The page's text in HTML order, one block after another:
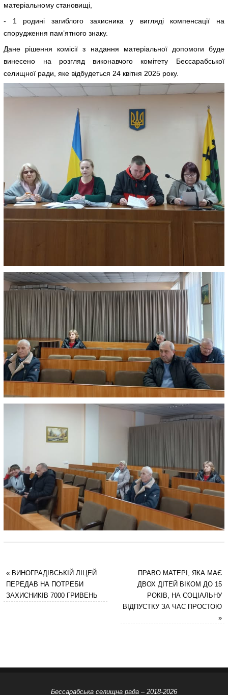
матеріальному становищі,
- 1 родині загиблого захисника у вигляді компенсації на
спорудження пам’ятного знаку.
Дане рішення комісії з надання матеріальної допомоги буде
винесено на розгляд виконавчого комітету Бессарабської
селищної ради, яке відбудеться 24 квітня 2025 року.
«ВИНОГРАДІВСЬКІЙ ЛІЦЕЙ
ПЕРЕДАВ НА ПОТРЕБИ
ЗАХИСНИКІВ 7000 ГРИВЕНЬ
ПРАВО МАТЕРІ, ЯКА МАЄ
ДВОХ ДІТЕЙ ВІКОМ ДО 15
РОКІВ, НА СОЦІАЛЬНУ
ВІДПУСТКУ ЗА ЧАС ПРОСТОЮ
»
Бессарабська селищна рада – 2018-2026